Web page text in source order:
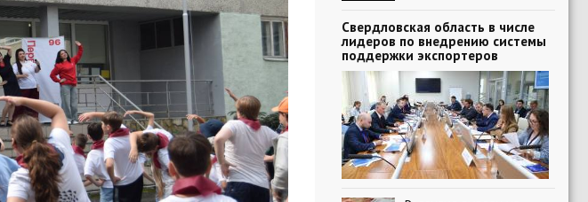
Свердловская область в числе
лидеров по внедрению системы
поддержки экспортеров